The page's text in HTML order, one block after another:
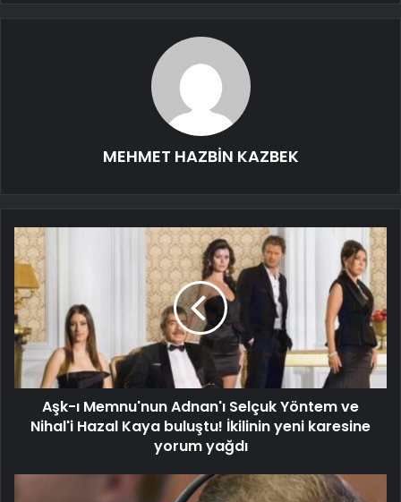
MEHMET HAZBİN KAZBEK
Aşk-ı Memnu'nun Adnan'ı Selçuk Yöntem ve
Nihal'i Hazal Kaya buluştu! İkilinin yeni karesine
yorum yağdı